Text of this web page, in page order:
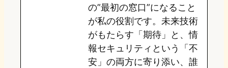
n
k
の”最初の窓口”になること
が私の役割です。未来技術
がもたらす「期待」と、情
報セキュリティという「不
安」の両方に寄り添い、誰